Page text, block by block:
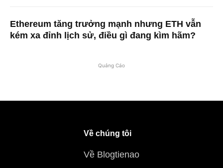
Ethereum tăng trưởng mạnh nhưng ETH vẫn
kém xa đỉnh lịch sử, điều gì đang kìm hãm?
Quảng Cáo
Về chúng tôi
Về Blogtienao